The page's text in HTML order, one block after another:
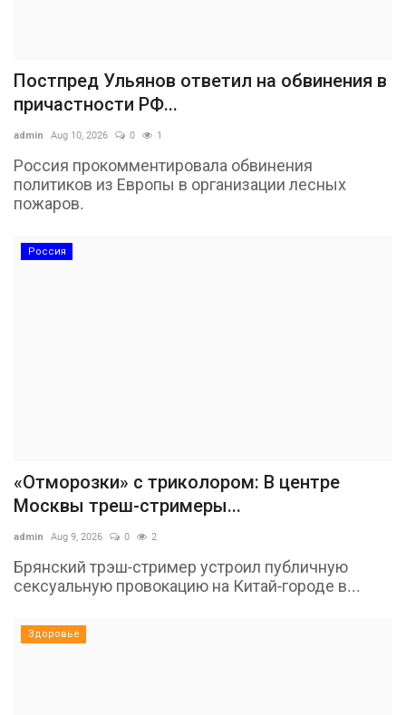
Постпред Ульянов ответил на обвинения в
причастности РФ...
admin Aug 10, 2026 0 1
Россия прокомментировала обвинения
политиков из Европы в организации лесных
пожаров.
Россия
«Отморозки» с триколором: В центре
Москвы треш-стримеры...
admin Aug 9, 2026 0 2
Брянский трэш-стример устроил публичную
сексуальную провокацию на Китай-городе в...
Здоровье